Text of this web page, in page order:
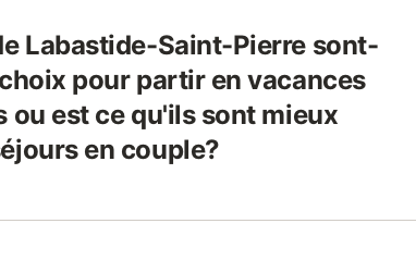
Labastide-Saint-Pierre sont-
pour partir en vacances
ou est ce qu'ils sont mieux
en couple?